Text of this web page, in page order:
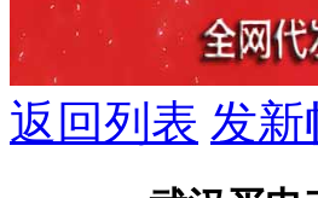
返回列表 发新